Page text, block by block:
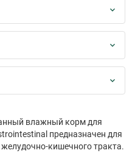
влажный корм для
предназначен для
кишечного тракта.